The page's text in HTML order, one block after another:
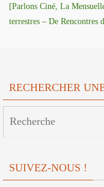
[Parlons Ciné, La
terrestres – De Rencontres
RECHERCHER
SUIVEZ-NOUS !